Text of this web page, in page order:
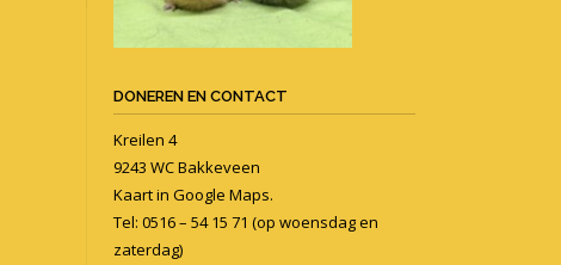
DONEREN EN CONTACT
Kreilen 4
9243 WC Bakkeveen
Kaart in Google Maps.
Tel: 0516 – 54 15 71 (op woensdag en
zaterdag)